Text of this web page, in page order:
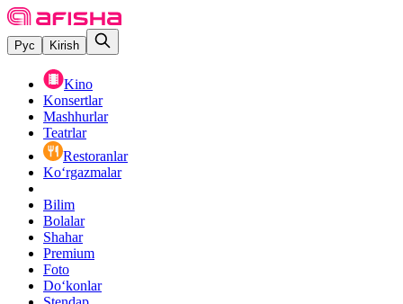
Рус Kirish
Kino
Konsertlar
Mashhurlar
Teatrlar
Restoranlar
Ko‘rgazmalar
Bilim
Bolalar
Shahar
Premium
Foto
Do‘konlar